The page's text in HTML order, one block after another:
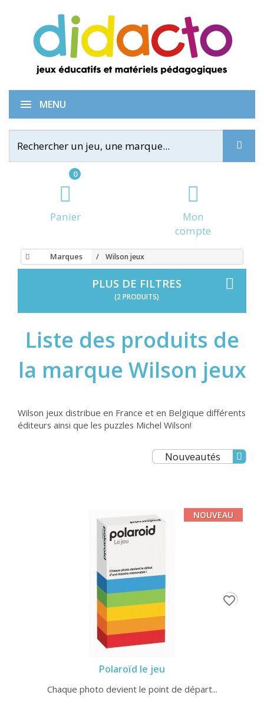
0
Panier
Mon
compte
MENU
Marques Wilson jeux
PLUS DE FILTRES
(2 PRODUITS)
Liste des produits de
la marque Wilson jeux
Wilson jeux distribue en France et en Belgique différents
éditeurs ainsi que les puzzles Michel Wilson!
Nouveautés
Polaroïd le jeu
Chaque photo devient le point de départ...
NOUVEAU
favorite_border